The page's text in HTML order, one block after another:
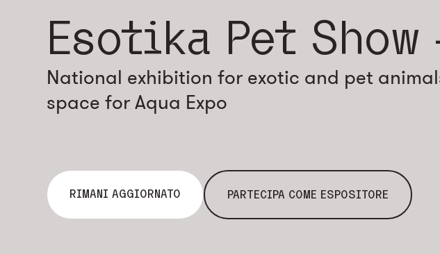
Esotika Pet Show
National exhibition for exotic and pet
space for Aqua Expo
RIMANI AGGIORNATO PARTECIPA COME ESPOSITORE